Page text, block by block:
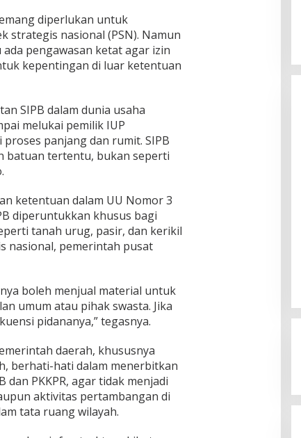
diperlukan untuk
strategis nasional (PSN). Namun
pengawasan ketat agar izin
kepentingan di luar ketentuan
SIPB dalam dunia usaha
melukai pemilik IUP
panjang dan rumit. SIPB
batuan tertentu, bukan seperti
ketentuan dalam UU Nomor 3
diperuntukkan khusus bagi
tanah urug, pasir, dan kerikil
nasional, pemerintah pusat
boleh menjual material untuk
umum atau pihak swasta. Jika
pidananya,” tegasnya.
daerah, khususnya
berhati-hati dalam menerbitkan
PKKPR, agar tidak menjadi
aktivitas pertambangan di
tata ruang wilayah.
Kegaduhan Yang Membuat
Sejumlah Tokoh Semakin Santer
Menjadi Buah Bibir Masyarakat
Di Politik